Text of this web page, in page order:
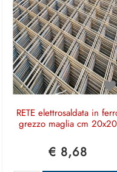
RETE elettrosaldata in
grezzo maglia cm 20x20
€ 8,68